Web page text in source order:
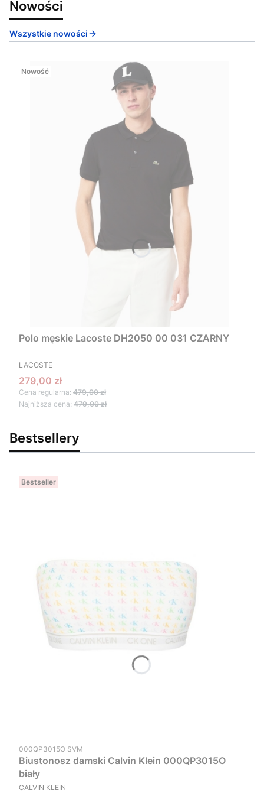
Nowości
Wszystkie nowości
Nowość
Polo męskie Lacoste DH2050 00 031 CZARNY
PRODUCENT
LACOSTE
Cena promocyjna
279,00 zł
Cena regularna: 479,00 zł
Najniższa cena: 479,00 zł
Bestsellery
Bestseller
Kod produktu
000QP3015O SVM
Biustonosz damski Calvin Klein 000QP3015O
biały
PRODUCENT
CALVIN KLEIN